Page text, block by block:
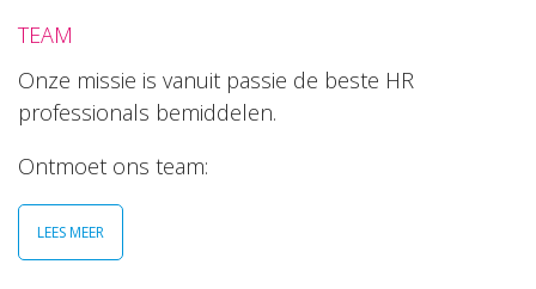
TEAM
Onze missie is vanuit passie de beste HR
professionals bemiddelen.
Ontmoet ons team:
LEES MEER